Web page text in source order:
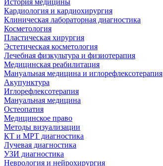
История медицины
Кардиология и кардиохирургия
Клиническая лабораторная диагностика
Косметология
Пластическая хирургия
Эстетическая косметология
Лечебная физкультура и физиотерапия
Медицинская реабилитация
Мануальная медицина и иглорефлексотерапия
Акупунктура
Иглорефлексотерапия
Мануальная медицина
Остеопатия
Медицинское право
Методы визуализации
КТ и МРТ диагностика
Лучевая диагностика
УЗИ диагностика
Неврология и нейрохирургия